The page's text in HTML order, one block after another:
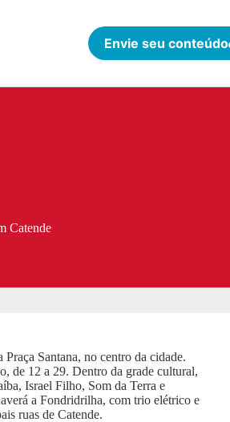
Envie seu conteúdo
Catende
Santana, no centro da cidade.
de 12 a 29. Dentro da grade cultural,
Israel Filho, Som da Terra e
a Fondridrilha, com trio elétrico e
ruas de Catende.